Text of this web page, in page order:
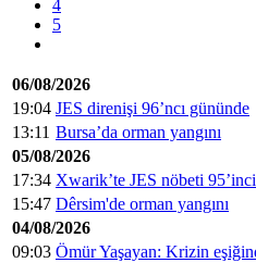
4
5
06/08/2026
19:04 JES direnişi 96’ncı gününde
13:11 Bursa’da orman yangını
05/08/2026
17:34 Xwarik’te JES nöbeti
15:47 Dêrsim'de orman yangını
04/08/2026
09:03 Ömür Yaşayan: Krizin